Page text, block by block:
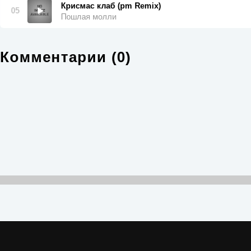
05
Крисмас клаб (pm Remix)
Пошлая молли
Комментарии (0)